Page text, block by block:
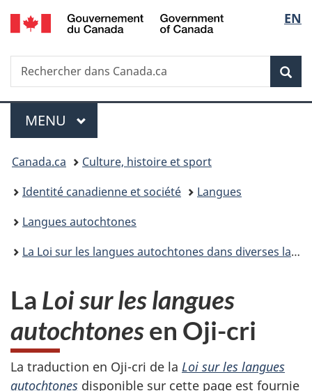
Passer
au
principal
Passer
à
Au
du
Passer
à
version
simplifiée
de
la
EN
Recherche
Rechercher
dans
Menu
MENU PRINCIPAL
Vous
êtes
ici :
Canada.ca
Culture, histoire et sport
Identité canadienne et société
Langues
Langues autochtones
La Loi sur les langues autochtones dans diverses langues autochtones
La Loi sur les langues
autochtonesen Oji-cri
La traduction en Oji-cri de la Loi sur les langues
autochtones disponible sur cette page est fournie